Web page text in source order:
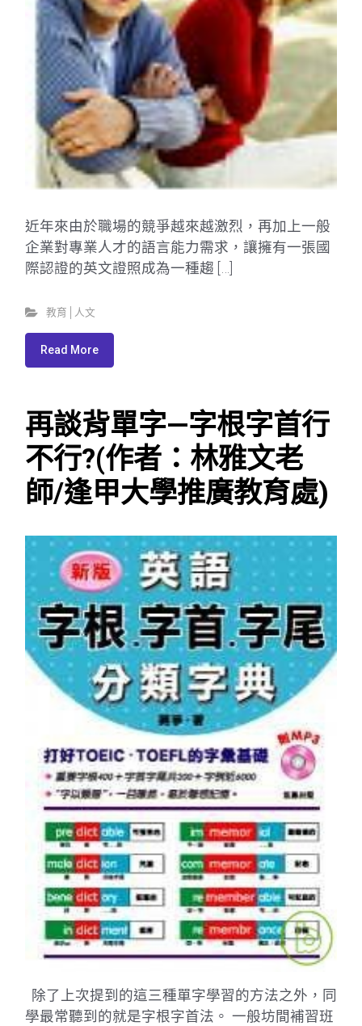
近年來由於職場的競爭越來越激烈，再加上一般
企業對專業人才的語言能力需求，讓擁有一張國
際認證的英文證照成為一種趨 […]
教育│人文
Read More
再談背單字—字根字首行
不行?(作者：林雅文老
師/逢甲大學推廣教育處)
除了上次提到的這三種單字學習的方法之外，同
學最常聽到的就是字根字首法。 一般坊間補習班